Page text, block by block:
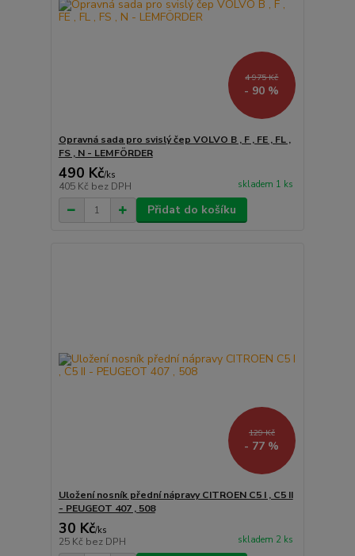
4 975 Kč
- 90 %
Opravná sada pro svislý čep VOLVO B , F , FE , FL ,
FS , N - LEMFÖRDER
490 Kč/ks
405 Kč bez DPH skladem 1 ks
Přidat do košíku
129 Kč
- 77 %
Uložení nosník přední nápravy CITROEN C5 I , C5 II
- PEUGEOT 407 , 508
30 Kč/ks
25 Kč bez DPH skladem 2 ks